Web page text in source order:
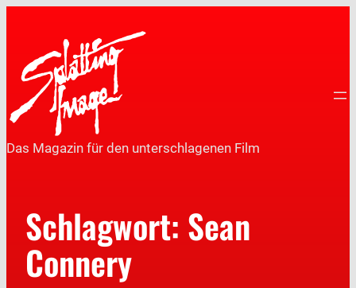
Das Magazin für den unterschlagenen Film
Schlagwort: Sean
Connery